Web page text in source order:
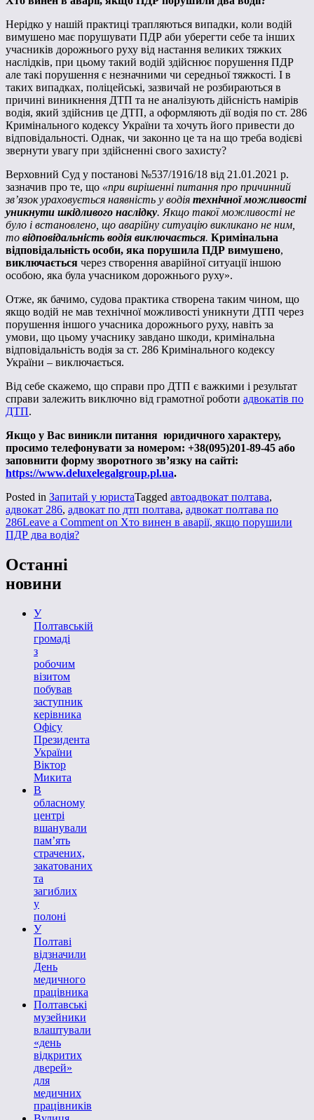
Нерідко у нашій практиці трапляються випадки, коли водій
вимушено має порушувати ПДР аби уберегти себе та інших
учасників дорожнього руху від настання великих тяжких
наслідків, при цьому такий водій здійснює порушення ПДР
але такі порушення є незначними чи середньої тяжкості. І в
таких випадках, поліцейські, зазвичай не розбираються в
причині виникнення ДТП та не аналізують дійсність намірів
водія, який здійснив це ДТП, а оформляють дії водія по ст. 286
Кримінального кодексу України та хочуть його привести до
відповідальності. Однак, чи законно це та на що треба водієві
звернути увагу при здійсненні свого захисту?
Верховний Суд у постанові №537/1916/18 від 21.01.2021 р.
зазначив про те, що «при вирішенні питання про причинний
зв’язок ураховується наявність у водія технічної можливості
уникнути шкідливого наслідку. Якщо такої можливості не
було і встановлено, що аварійну ситуацію викликано не ним,
то відповідальність водія виключається. Кримінальна
відповідальність особи, яка порушила ПДР вимушено,
виключається через створення аварійної ситуації іншою
особою, яка була учасником дорожнього руху».
Отже, як бачимо, судова практика створена таким чином, що
якщо водій не мав технічної можливості уникнути ДТП через
порушення іншого учасника дорожнього руху, навіть за
умови, що цьому учаснику завдано шкоди, кримінальна
відповідальність водія за ст. 286 Кримінального кодексу
України – виключається.
Від себе скажемо, що справи про ДТП є важкими і результат
справи залежить виключно від грамотної роботи адвокатів по
ДТП.
Якщо у Вас виникли питання юридичного характеру,
просимо телефонувати за номером: +38(095)201-89-45 або
заповнити форму зворотного зв’язку на сайті:
https://www.deluxelegalgroup.pl.ua.
Posted in Запитай у юристаTagged автоадвокат полтава,
адвокат 286, адвокат по дтп полтава, адвокат полтава по
286Leave a Comment on Хто винен в аварії, якщо порушили
ПДР два водія?
Останні
новини
У
Полтавській
громаді
з
робочим
візитом
побував
заступник
керівника
Офісу
Президента
України
Віктор
Микита
В
обласному
центрі
вшанували
пам’ять
страчених,
закатованих
та
загиблих
у
полоні
У
Полтаві
відзначили
День
медичного
працівника
Полтавські
музейники
влаштували
«день
відкритих
дверей»
для
медичних
працівників